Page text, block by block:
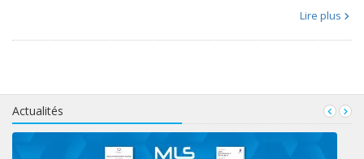
Lire plus
Actualités